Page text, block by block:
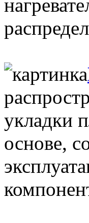
укладки
основе,